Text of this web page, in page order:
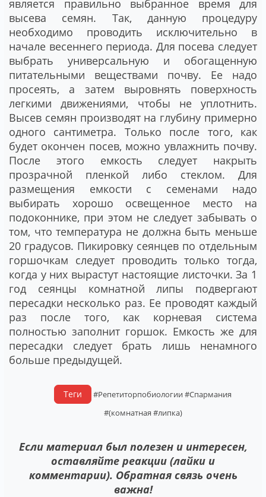
является правильно выбранное время для
высева семян. Так, данную процедуру
необходимо проводить исключительно в
начале весеннего периода. Для посева следует
выбрать универсальную и обогащенную
питательными веществами почву. Ее надо
просеять, а затем выровнять поверхность
легкими движениями, чтобы не уплотнить.
Высев семян производят на глубину примерно
одного сантиметра. Только после того, как
будет окончен посев, можно увлажнить почву.
После этого емкость следует накрыть
прозрачной пленкой либо стеклом. Для
размещения емкости с семенами надо
выбирать хорошо освещенное место на
подоконнике, при этом не следует забывать о
том, что температура не должна быть меньше
20 градусов. Пикировку сеянцев по отдельным
горшочкам следует проводить только тогда,
когда у них вырастут настоящие листочки. За 1
год сеянцы комнатной липы подвергают
пересадки несколько раз. Ее проводят каждый
раз после того, как корневая система
полностью заполнит горшок. Емкость же для
пересадки следует брать лишь ненамного
больше предыдущей.
Теги #Репетиторпобиологии#Спармания
#(комнатная #липка)
Если материал был полезен и интересен,
оставляйте реакции (лайки и
комментарии). Обратная связь очень
важна!